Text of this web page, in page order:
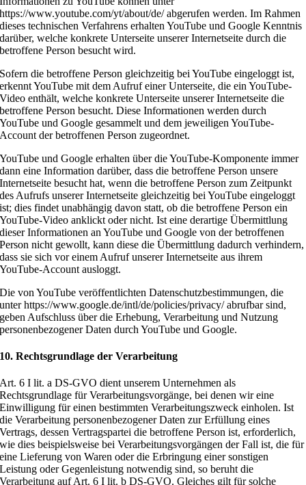
https://www.youtube.com/yt/about/de/ abgerufen werden. Im Rahmen
dieses technischen Verfahrens erhalten YouTube und Google Kenntnis
darüber, welche konkrete Unterseite unserer Internetseite durch die
betroffene Person besucht wird.
Sofern die betroffene Person gleichzeitig bei YouTube eingeloggt ist,
erkennt YouTube mit dem Aufruf einer Unterseite, die ein YouTube-
Video enthält, welche konkrete Unterseite unserer Internetseite die
betroffene Person besucht. Diese Informationen werden durch
YouTube und Google gesammelt und dem jeweiligen YouTube-
Account der betroffenen Person zugeordnet.
YouTube und Google erhalten über die YouTube-Komponente immer
dann eine Information darüber, dass die betroffene Person unsere
Internetseite besucht hat, wenn die betroffene Person zum Zeitpunkt
des Aufrufs unserer Internetseite gleichzeitig bei YouTube eingeloggt
ist; dies findet unabhängig davon statt, ob die betroffene Person ein
YouTube-Video anklickt oder nicht. Ist eine derartige Übermittlung
dieser Informationen an YouTube und Google von der betroffenen
Person nicht gewollt, kann diese die Übermittlung dadurch verhindern,
dass sie sich vor einem Aufruf unserer Internetseite aus ihrem
YouTube-Account ausloggt.
Die von YouTube veröffentlichten Datenschutzbestimmungen, die
unter https://www.google.de/intl/de/policies/privacy/ abrufbar sind,
geben Aufschluss über die Erhebung, Verarbeitung und Nutzung
personenbezogener Daten durch YouTube und Google.
10. Rechtsgrundlage der Verarbeitung
Art. 6 I lit. a DS-GVO dient unserem Unternehmen als
Rechtsgrundlage für Verarbeitungsvorgänge, bei denen wir eine
Einwilligung für einen bestimmten Verarbeitungszweck einholen. Ist
die Verarbeitung personenbezogener Daten zur Erfüllung eines
Vertrags, dessen Vertragspartei die betroffene Person ist, erforderlich,
wie dies beispielsweise bei Verarbeitungsvorgängen der Fall ist, die für
eine Lieferung von Waren oder die Erbringung einer sonstigen
Leistung oder Gegenleistung notwendig sind, so beruht die
Verarbeitung auf Art. 6 I lit. b DS-GVO. Gleiches gilt für solche